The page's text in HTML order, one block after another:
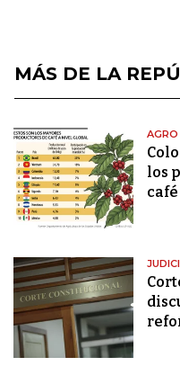
MÁS DE LA
AGRO
los
café